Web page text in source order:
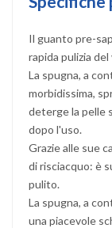
Il guanto pre-
rapida pulizia
La spugna, a
morbidissima,
deterge la pelle
dopo l'uso.
Grazie alle sue
di risciacquo: è
pulito.
La spugna, a
una piacevole